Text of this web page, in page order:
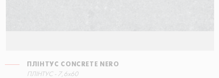
ПЛІНТУС CONCRETE NERO
ПЛІНТУС - 7,6x60